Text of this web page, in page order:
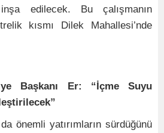
edilecek. Bu çalışmanın
kısmı Dilek Mahallesi’nde
Başkanı Er: “İçme Suyu
önemli yatırımların sürdüğünü